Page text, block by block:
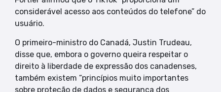
considerável acesso aos conteúdos do telefone” do
usuário.
O primeiro-ministro do Canadá, Justin Trudeau,
disse que, embora o governo queira respeitar o
direito à liberdade de expressão dos canadenses,
também existem “princípios muito importantes
sobre proteção de dados e segurança dos